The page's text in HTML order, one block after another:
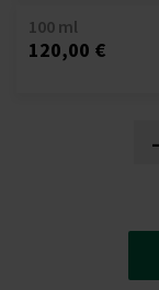
-
100 ml
120,00 €